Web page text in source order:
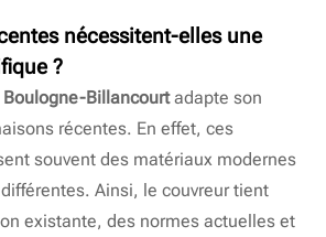
nécessitent-elles une
?
Boulogne-Billancourtadapte son
récentes. En effet, ces
souvent des matériaux modernes
Ainsi, le couvreur tient
existante, des normes actuelles et